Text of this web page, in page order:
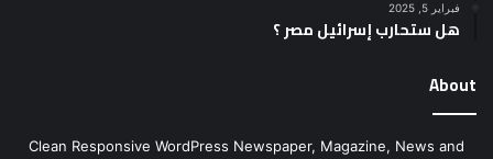
فبراير 5, 2025
هل ستحارب إسرائيل مصر ؟
About
Clean Responsive WordPress Newspaper, Magazine, News and